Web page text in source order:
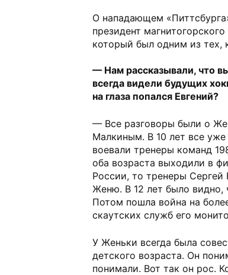
О нападающем
президент
который был одним из тех,
— Нам рассказывали, что
всегда видели будущих
на глаза попался Евгений?
— Все разговоры были о
Малкиным. В 10 лет все уже
воевали тренеры команд
оба возраста выходили в
России, то тренеры Сергей
Женю. В 12 лет было видно,
Потом пошла война на
скаутских служб его
У Женьки всегда была
детского возраста. Он
понимали. Вот так он рос.